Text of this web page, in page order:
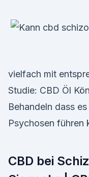
vielfach mit
Studie: CBD Öl
Behandeln dass
Psychosen führen
CBD bei